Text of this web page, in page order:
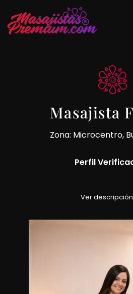
Masajista
Zona: Microcentro,
Perfil
te brindo un masaje integral
descontracturante, relajante,
Ver descripción